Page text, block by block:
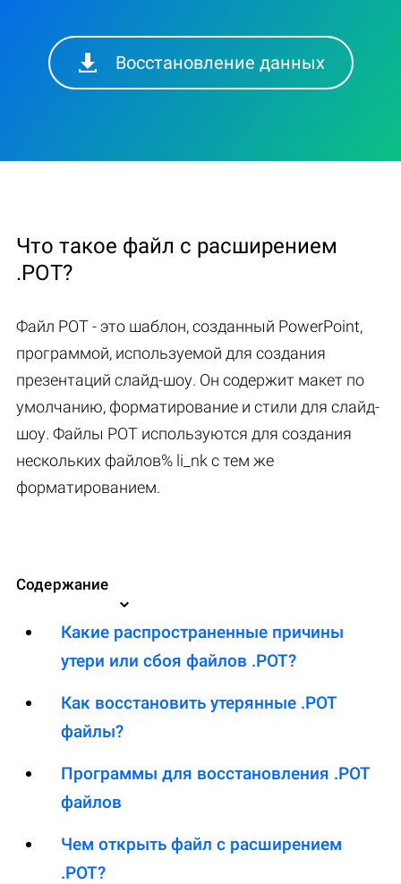
Восстановление данных
Что такое файл с расширением
.POT?
Файл POT - это шаблон, созданный PowerPoint,
программой, используемой для создания
презентаций слайд-шоу. Он содержит макет по
умолчанию, форматирование и стили для слайд-
шоу. Файлы POT используются для создания
нескольких файлов% li_nk с тем же
форматированием.
Содержание
Какие распространенные причины
утери или сбоя файлов .POT?
Как восстановить утерянные .POT
файлы?
Программы для восстановления .POT
файлов
Чем открыть файл с расширением
.POT?